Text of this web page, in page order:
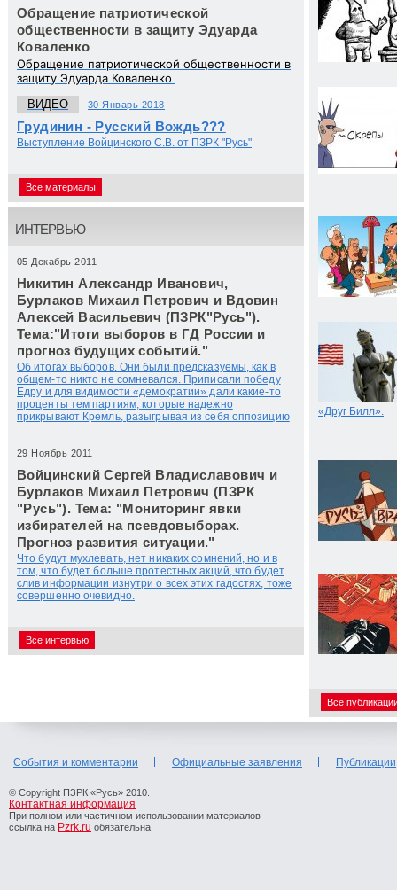
Обращение патриотической
общественности в защиту Эдуарда
Коваленко
Обращение патриотической общественности в
защиту Эдуарда Коваленко
ВИДЕО 30 Январь 2018
Грудинин - Русский Вождь???
Выступление Войцинского С.В. от ПЗРК "Русь"
Все материалы
ИНТЕРВЬЮ
05 Декабрь 2011
Никитин Александр Иванович,
Бурлаков Михаил Петрович и Вдовин
Алексей Васильевич (ПЗРК"Русь").
Тема:"Итоги выборов в ГД России и
прогноз будущих событий."
Об итогах выборов. Они были предсказуемы, как в
общем-то никто не сомневался. Приписали победу
Едру и для видимости «демократии» дали какие-то
проценты тем партиям, которые надежно
прикрывают Кремль, разыгрывая из себя оппозицию
29 Ноябрь 2011
Войцинский Сергей Владиславович и
Бурлаков Михаил Петрович (ПЗРК
"Русь"). Тема: "Мониторинг явки
избирателей на псевдовыборах.
Прогноз развития ситуации."
Что будут мухлевать, нет никаких сомнений, но и в
том, что будет больше протестных акций, что будет
слив информации изнутри о всех этих гадостях, тоже
совершенно очевидно.
Все интервью
«Друг Билл».
Все
События и комментарии Официальные заявления Публикации
© Copyright ПЗРК «Русь» 2010.
Контактная информация
При полном или частичном использовании материалов
ссылка на Pzrk.ru обязательна.